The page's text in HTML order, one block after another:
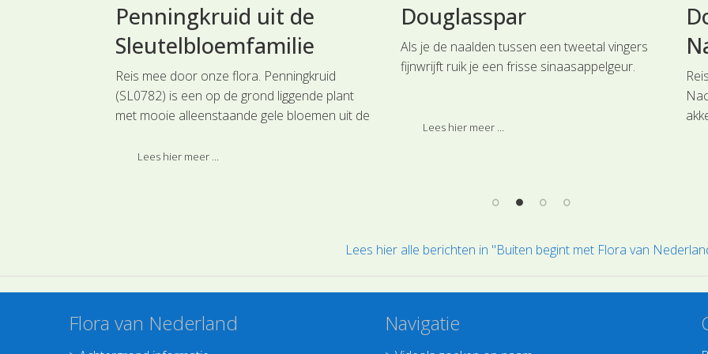
Penningkruid uit de
Sleutelbloemfamilie
Reis mee door onze flora. Penningkruid
(SL0782) is een op de grond liggende plant
met mooie alleenstaande gele bloemen uit de
Lees hier meer ...
Douglasspar
Als je de naalden tussen een tweetal vingers
fijnwrijft ruik je een frisse sinaasappelgeur.
Lees hier meer ...
Lees hier alle berichten in "Buiten begint met Flora van
Flora van Nederland Navigatie